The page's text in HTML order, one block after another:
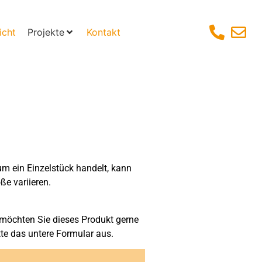
Projekte Kontakt
ein Einzelstück handelt, kann
variieren.
Sie dieses Produkt gerne
das untere Formular aus.